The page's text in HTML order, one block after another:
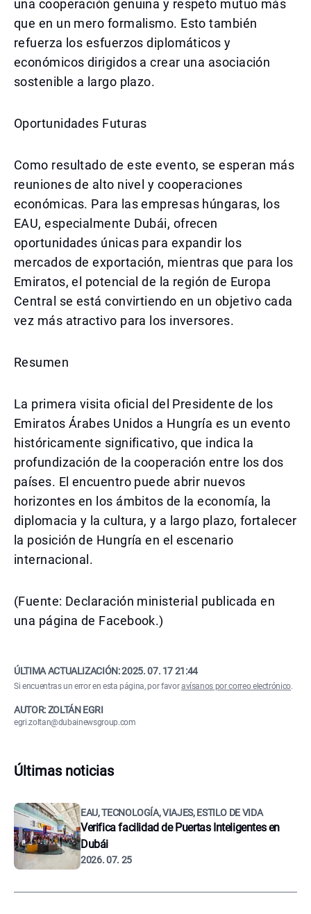
una cooperación genuina y respeto mutuo más
que en un mero formalismo. Esto también
refuerza los esfuerzos diplomáticos y
económicos dirigidos a crear una asociación
sostenible a largo plazo.
Oportunidades Futuras
Como resultado de este evento, se esperan más
reuniones de alto nivel y cooperaciones
económicas. Para las empresas húngaras, los
EAU, especialmente Dubái, ofrecen
oportunidades únicas para expandir los
mercados de exportación, mientras que para los
Emiratos, el potencial de la región de Europa
Central se está convirtiendo en un objetivo cada
vez más atractivo para los inversores.
Resumen
La primera visita oficial del Presidente de los
Emiratos Árabes Unidos a Hungría es un evento
históricamente significativo, que indica la
profundización de la cooperación entre los dos
países. El encuentro puede abrir nuevos
horizontes en los ámbitos de la economía, la
diplomacia y la cultura, y a largo plazo, fortalecer
la posición de Hungría en el escenario
internacional.
(Fuente: Declaración ministerial publicada en
una página de Facebook.)
ÚLTIMA ACTUALIZACIÓN:2025. 07. 17 21:44
Si encuentras un error en esta página, por favoravísanos por correo electrónico.
AUTOR: ZOLTÁN EGRI
egri.zoltan@dubainewsgroup.com
Últimas noticias
EAU, TECNOLOGÍA, VIAJES, ESTILO DE VIDA
Verifica facilidad de Puertas Inteligentes en
Dubái
2026. 07. 25